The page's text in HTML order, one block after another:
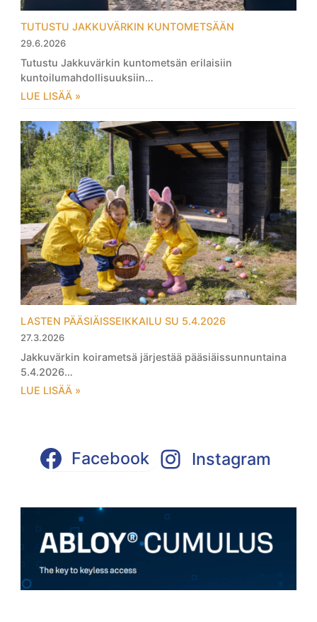
TUTUSTU JAKKUVÄRKIN KUNTOMETSÄÄN
29.6.2026
Tutustu Jakkuvärkin kuntometsän erilaisiin
kuntoilumahdollisuuksiin…
LUE LISÄÄ »
LASTEN PÄÄSIÄISSEIKKAILU SU 5.4.2026
27.3.2026
Jakkuvärkin koirametsä järjestää pääsiäissunnuntaina
5.4.2026…
LUE LISÄÄ »
Facebook Instagram